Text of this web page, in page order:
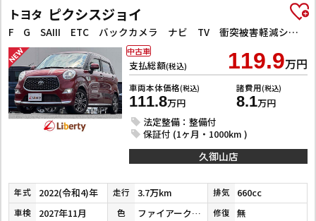
トヨタ ピクシスジョイ
F G SAIII ETC バックカメラ ナビ TV 衝突被害軽減システム オートマチックハイビーム オートライト スマートキー アイドリングストップ 電動格納ミラー CVT ABS ESC
支払総額(税込) 119.9万円
車両本体価格(税込)
111.8万円
諸費用(税込)
8.1万円
法定整備：整備付
保証付 (1ヶ月・1000km )
中古車
久御山店
年式 2022(令和4)年 走行 3.7万km 排気 660cc
車検 2027年11月 色 ファイアークォーツレッドメタリック 修復 無